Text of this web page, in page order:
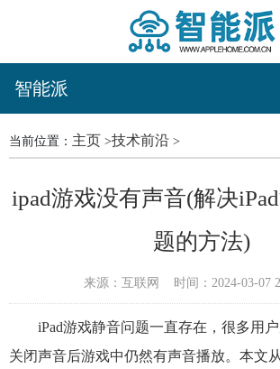
智能派
当前位置： 主页 >技术前沿 >
ipad游戏没有声音(解决
题的方法)
来源：互联网 时间：2024-03-07
iPad游戏静音问题一直存在，很多用
关闭声音后游戏中仍然有声音播放。本文